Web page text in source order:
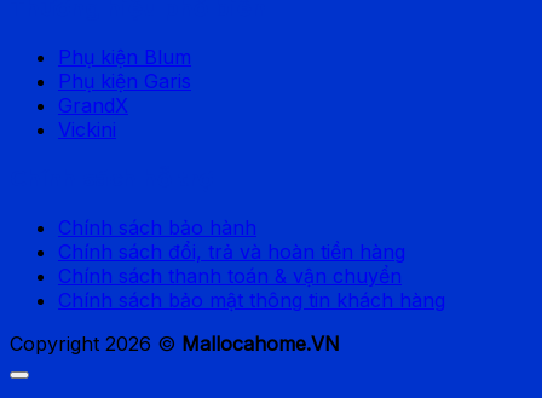
Phụ kiện Blum
Phụ kiện Garis
GrandX
Vickini
Chính sách bảo hành
Chính sách đổi, trả và hoàn tiền hàng
Chính sách thanh toán & vận chuyển
Chính sách bảo mật thông tin khách hàng
Copyright 2026 © Mallocahome.VN